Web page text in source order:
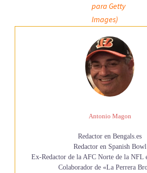
para Getty
Images)
Antonio Magon
Redactor en Bengals.es
Redactor en Spanish Bowl
Ex-Redactor de la AFC Norte de la NFL
Colaborador de «La Perrera